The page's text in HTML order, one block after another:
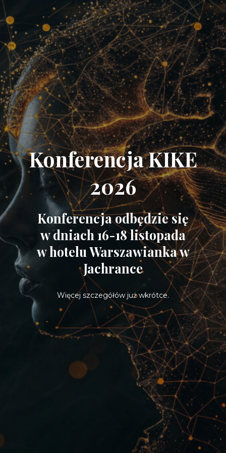
Konferencja KIKE
2026
Konferencja odbędzie się
w dniach 16-18 listopada
w hotelu Warszawianka w
Jachrance
Więcej szczegółów już wkrótce.